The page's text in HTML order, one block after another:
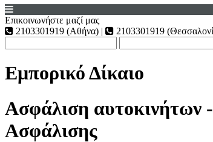
Επικοινωνήστε μαζί μας
2103301919 (Αθήνα) |
2103301919
Εμπορικό Δίκαιο
Ασφάλιση αυτοκινήτων
Ασφάλισης